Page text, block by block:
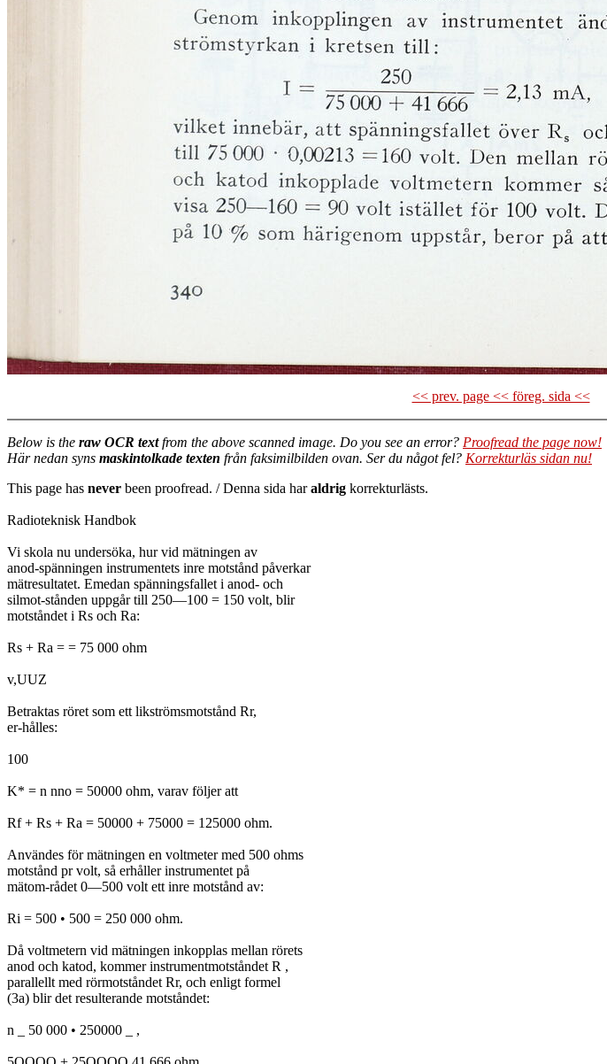
<< prev. page << föreg. sida <<
Below is the raw OCR textfrom the above scanned image. Do you see an error? Proofread the page now!
Här nedan syns maskintolkade texten från faksimilbilden ovan. Ser du något fel? Korrekturläs sidan nu!
This page has never been proofread. / Denna sida haraldrig korrekturlästs.
Radioteknisk Handbok
Vi skola nu undersöka, hur vid mätningen av
anod-spänningen instrumentets inre motstånd påverkar
mätresultatet. Emedan spänningsfallet i anod- och
silmot-stånden uppgår till 250—100 = 150 volt, blir
motståndet i Rs och Ra:
Rs + Ra = = 75 000 ohm
v,UUZ
Betraktas röret som ett likströmsmotstånd Rr,
er-hålles:
100
K* = n nno = 50000 ohm, varav följer att
Rf + Rs + Ra = 50000 + 75000 = 125000 ohm.
Användes för mätningen en voltmeter med 500 ohms
motstånd pr volt, så erhåller instrumentet på
mätom-rådet 0—500 volt ett inre motstånd av:
Ri = 500 • 500 = 250 000 ohm.
Då voltmetern vid mätningen inkopplas mellan rörets
anod och katod, kommer instrumentmotståndet R ,
parallellt med rörmotståndet Rr, och enligt formel
(3a) blir det resulterande motståndet:
n _ 50 000 • 250000 _ ,